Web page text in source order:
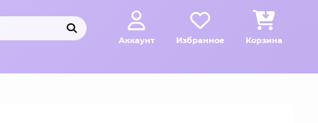
Аккаунт Избранное Корзина